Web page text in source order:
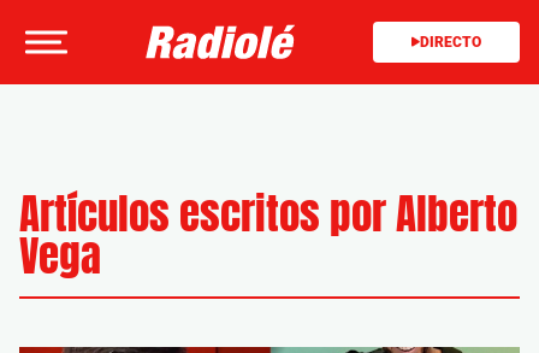
DIRECTO
Artículos escritos por Alberto
Vega